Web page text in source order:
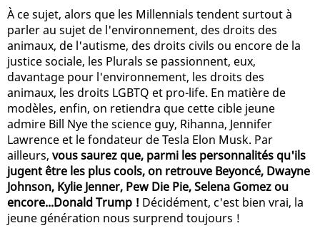
À ce sujet, alors que les Millennials tendent surtout à
parler au sujet de l'environnement, des droits des
animaux, de l'autisme, des droits civils ou encore de la
justice sociale, les Plurals se passionnent, eux,
davantage pour l'environnement, les droits des
animaux, les droits LGBTQ et pro-life. En matière de
modèles, enfin, on retiendra que cette cible jeune
admire Bill Nye the science guy, Rihanna, Jennifer
Lawrence et le fondateur de Tesla Elon Musk. Par
ailleurs, vous saurez que, parmi les personnalités qu'ils
jugent être les plus cools, on retrouve Beyoncé, Dwayne
Johnson, Kylie Jenner, Pew Die Pie, Selena Gomez ou
encore...Donald Trump ! Décidément, c'est bien vrai, la
jeune génération nous surprend toujours !